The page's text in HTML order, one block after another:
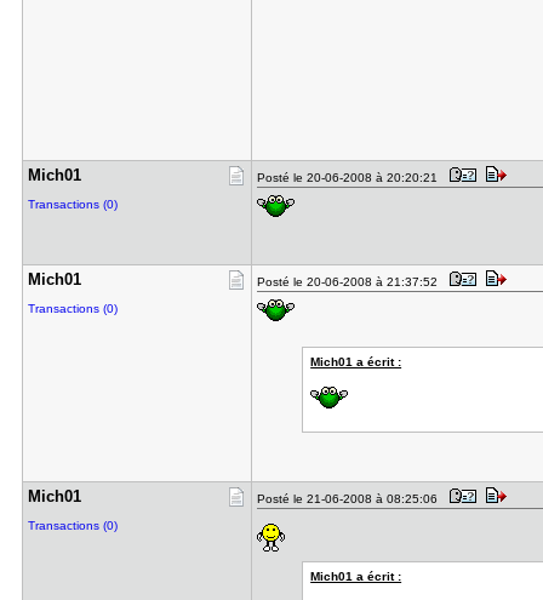
Mich01
Transactions (0)
Posté le 20-06-2008 à 20:20:21
Mich01
Transactions (0)
Posté le 20-06-2008 à 21:37:52
Mich01 a écrit :
Mich01
Transactions (0)
Posté le 21-06-2008 à 08:25:06
Mich01 a écrit :